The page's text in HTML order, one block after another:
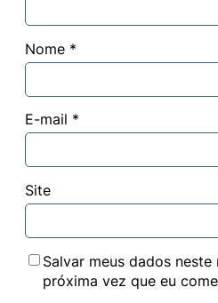
Nome *
E-mail *
Site
Salvar meus dados
próxima vez que eu